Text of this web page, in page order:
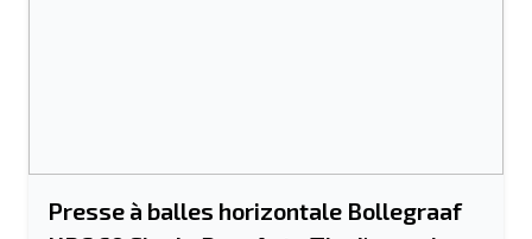
Presse à balles horizontale Bollegraaf